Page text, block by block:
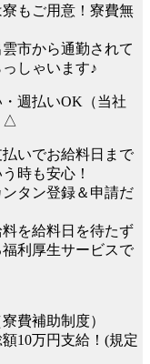
もご用意！寮費無
市から通勤されて
しゃいます♪
週払いOK（当社
いでお給料日まで
時も安心！
タン登録＆申請だ
を給料日を待たず
利厚生サービスで
費補助制度）
10万円支給！(規定